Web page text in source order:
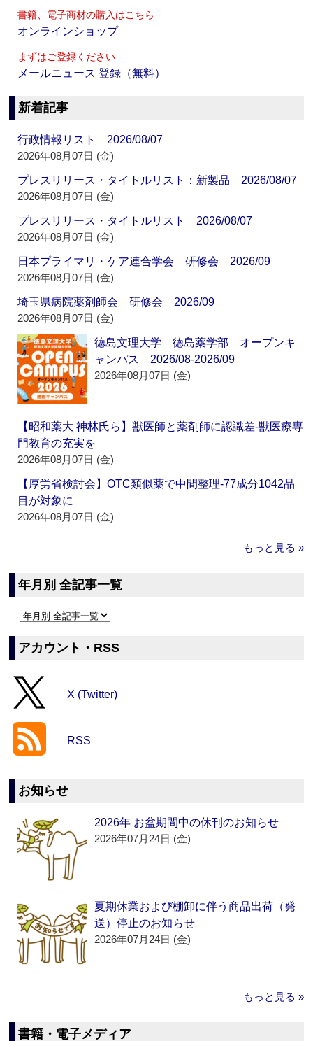
書籍、電子商材の購入はこちら
オンラインショップ
まずはご登録ください
メールニュース 登録（無料）
新着記事
行政情報リスト 2026/08/07
2026年08月07日 (金)
プレスリリース・タイトルリスト：新製品 2026/08/07
2026年08月07日 (金)
プレスリリース・タイトルリスト 2026/08/07
2026年08月07日 (金)
日本プライマリ・ケア連合学会 研修会 2026/09
2026年08月07日 (金)
埼玉県病院薬剤師会 研修会 2026/09
2026年08月07日 (金)
徳島文理大学 徳島薬学部 オープンキ
ャンパス 2026/08-2026/09
2026年08月07日 (金)
【昭和薬大 神林氏ら】獣医師と薬剤師に認識差‐獣医療専
門教育の充実を
2026年08月07日 (金)
【厚労省検討会】OTC類似薬で中間整理‐77成分1042品
目が対象に
2026年08月07日 (金)
もっと見る »
年月別 全記事一覧
アカウント・RSS
X (Twitter)
RSS
お知らせ
2026年 お盆期間中の休刊のお知らせ
2026年07月24日 (金)
夏期休業および棚卸に伴う商品出荷（発
送）停止のお知らせ
2026年07月24日 (金)
もっと見る »
書籍・電子メディア